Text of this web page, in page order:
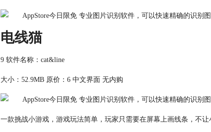
电线猫
9 软件名称：cat&line
大小：52.9MB 原价：6 中文界面 无内购
一款挑战小游戏，游戏玩法简单，玩家只需要在屏幕上画线条，不让